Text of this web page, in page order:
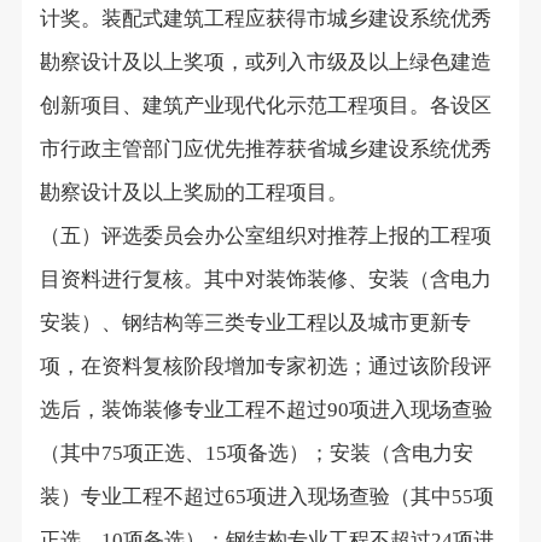
计奖。装配式建筑工程应获得市城乡建设系统优秀
勘察设计及以上奖项，或列入市级及以上绿色建造
创新项目、建筑产业现代化示范工程项目。各设区
市行政主管部门应优先推荐获省城乡建设系统优秀
勘察设计及以上奖励的工程项目。
（五）评选委员会办公室组织对推荐上报的工程项
目资料进行复核。其中对装饰装修、安装（含电力
安装）、钢结构等三类专业工程以及城市更新专
项，在资料复核阶段增加专家初选；通过该阶段评
选后，装饰装修专业工程不超过90项进入现场查验
（其中75项正选、 15项备选）；安装（含电力安
装）专业工程不超过65项进入现场查验（其中55项